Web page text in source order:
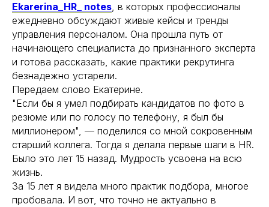
Ekarerina_HR_ notes, в которых профессионалы
ежедневно обсуждают живые кейсы и тренды
управления персоналом. Она прошла путь от
начинающего специалиста до признанного эксперта
и готова рассказать, какие практики рекрутинга
безнадежно устарели.
Передаем слово Екатерине.
"Если бы я умел подбирать кандидатов по фото в
резюме или по голосу по телефону, я был бы
миллионером", — поделился со мной сокровенным
старший коллега. Тогда я делала первые шаги в HR.
Было это лет 15 назад. Мудрость усвоена на всю
жизнь.
За 15 лет я видела много практик подбора, многое
пробовала. И вот, что точно не актуально в